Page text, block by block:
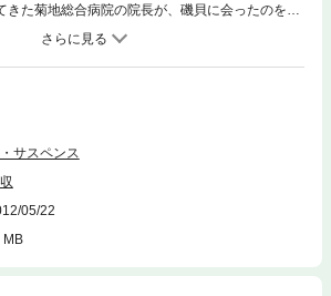
きた菊地総合病院の院長が、磯貝に会ったのを最
る件について、話を聞きたいというのだが――。
特別に分冊化。
サスペンス
05/22
MB